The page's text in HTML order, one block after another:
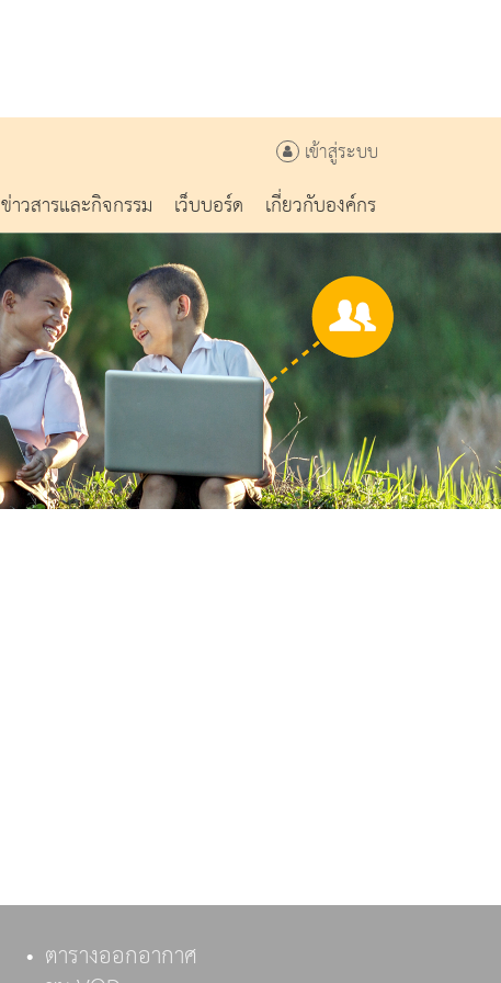
เข้าสู่ระบบ
ข่าวสารและกิจกรรม เว็บบอร์ด เกี่ยวกับองค์กร
ตารางออกอากาศ